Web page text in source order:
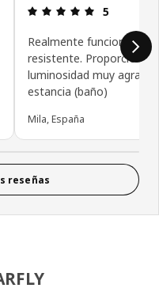
Reseña: 5
5
Realmente funcional,
resistente. Proporciona
luminosidad muy
estancia (baño)
Mila, España
reseñas